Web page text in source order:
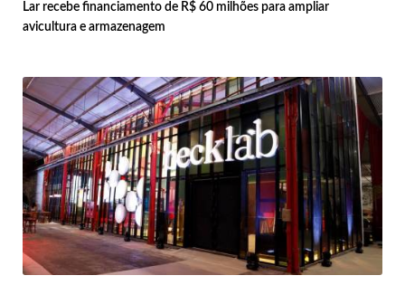
Lar recebe financiamento de R$ 60 milhões para ampliar
avicultura e armazenagem